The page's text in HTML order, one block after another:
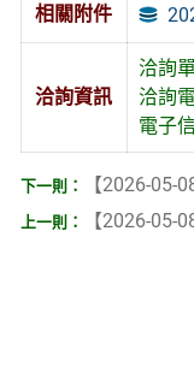
相關附件
洽詢資訊
洽詢
洽詢
電子
【2026-05-
【2026-05-